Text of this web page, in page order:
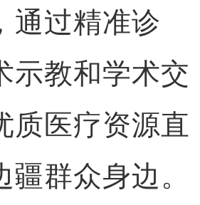
通过精准诊
示教和学术交
质医疗资源直
疆群众身边。